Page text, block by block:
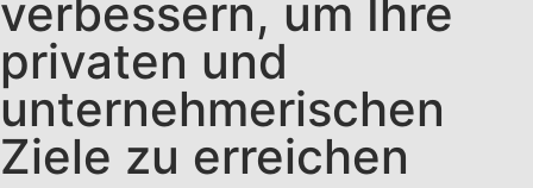
verbessern, um Ihre
privaten und
unternehmerischen
Ziele zu erreichen